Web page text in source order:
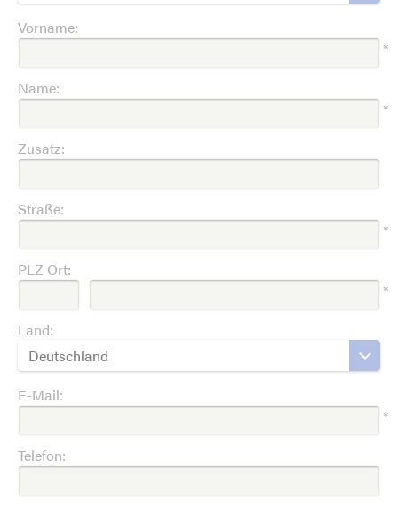
Vorname:
*
Name:
*
Zusatz:
Straße:
*
PLZ Ort:
*
Land:
Deutschland
E-Mail:
*
Telefon: